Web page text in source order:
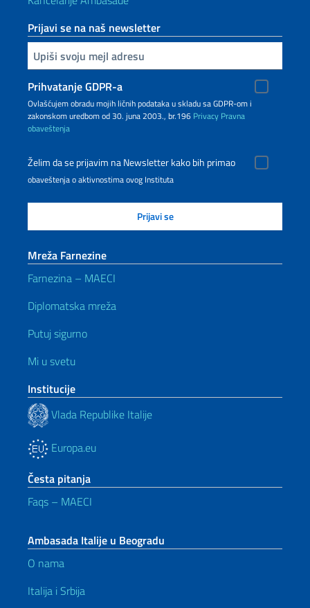
Prijavi se na naš newsletter
Upiši vaš imejl
Prihvatanje GDPR-a
Ovlašćujem obradu mojih ličnih podataka u skladu sa GDPR-om i
zakonskom uredbom od 30. juna 2003., br.196 Privacy Pravna
obaveštenja
Želim da se prijavim na Newsletter kako bih primao
obaveštenja o aktivnostima ovog Instituta
Mreža Farnezine
Farnezina – MAECI
Diplomatska mreža
Putuj sigurno
Mi u svetu
Institucije
Vlada Republike Italije
Europa.eu
Česta pitanja
Faqs – MAECI
Ambasada Italije u Beogradu
O nama
Italija i Srbija